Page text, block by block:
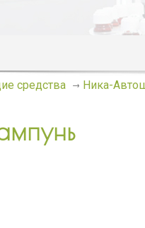
средства Ника-